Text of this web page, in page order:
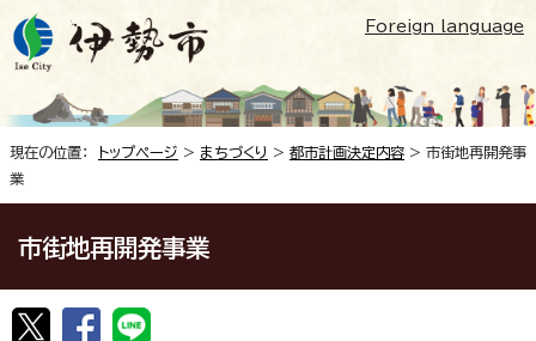
Foreign language
現在の位置： トップページ > まちづくり > 都市計画決定内容 > 市街地再開発事
業
市街地再開発事業